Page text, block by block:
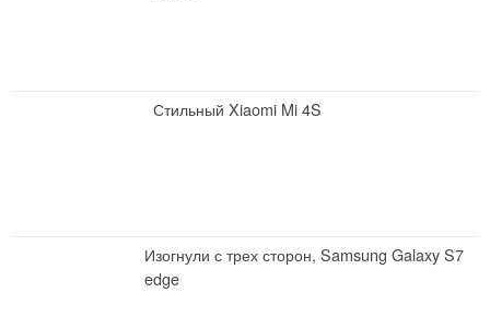
Стильный Xiaomi Mi 4S
Изогнули с трех сторон, Samsung Galaxy S7
edge